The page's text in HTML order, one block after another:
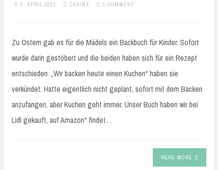
5. APRIL 2021 CARINA 1 COMMENT
Zu Ostern gab es für die Mädels ein Backbuch für Kinder. Sofort
wurde darin gestöbert und die beiden haben sich für ein Rezept
entschieden. „Wir backen heute einen Kuchen“ haben sie
verkündet. Hatte eigentlich nicht geplant, sofort mit dem Backen
anzufangen, aber Kuchen geht immer. Unser Buch haben wir bei
Lidl gekauft, auf Amazon* findet…
READ MORE